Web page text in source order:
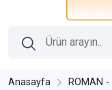
Anasayfa ROMAN